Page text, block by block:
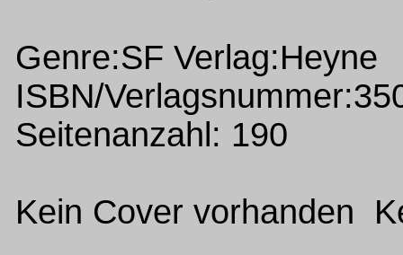
Genre:SF Verlag:Heyne
ISBN/
Seitenanzahl: 190
Kein Cover vorhanden